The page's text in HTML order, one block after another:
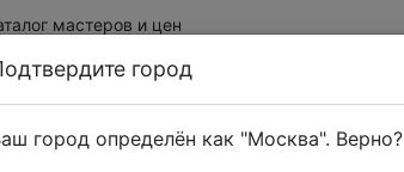
мастеров и цен
"Флортек"
город
город определён как "Москва". Верно?